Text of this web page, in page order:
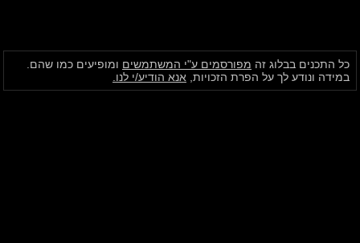
כל התכנים בבלוג זה מפורסמים ע"י המשתמשים ומופיעים כמו שהם.
במידה ונודע לך על הפרת הזכויות, אנא הודיע/י לנו.